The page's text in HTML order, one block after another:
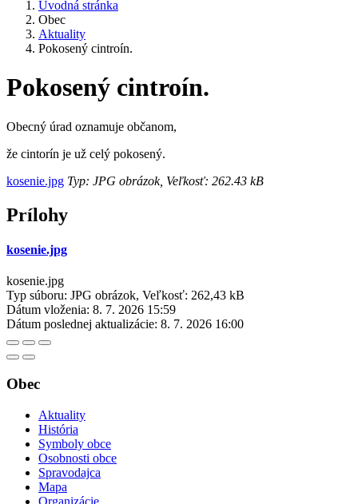
Úvodná stránka
Obec
Aktuality
Pokosený cintroín.
Pokosený cintroín.
Obecný úrad oznamuje občanom,
že cintorín je už celý pokosený.
kosenie.jpg Typ: JPG obrázok, Veľkosť: 262.43 kB
Prílohy
kosenie.jpg
kosenie.jpg
Typ súboru: JPG obrázok, Veľkosť: 262,43 kB
Dátum vloženia: 8. 7. 2026 15:59
Dátum poslednej aktualizácie: 8. 7. 2026 16:00
Obec
Aktuality
História
Symboly obce
Osobnosti obce
Spravodajca
Mapa
Organizácie